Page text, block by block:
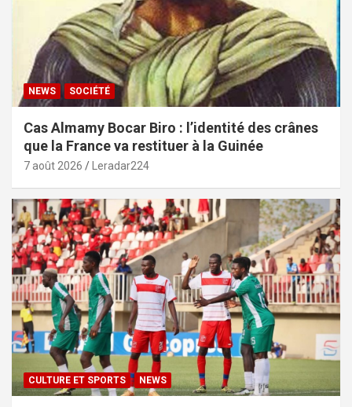
NEWS SOCIÉTÉ
Cas Almamy Bocar Biro : l’identité des crânes
que la France va restituer à la Guinée
7 août 2026 Leradar224
CULTURE ET SPORTS NEWS